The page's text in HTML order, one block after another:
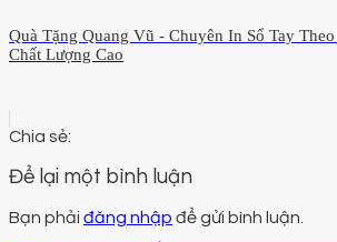
Quà Tặng Quang Vũ - Chuyên In Sổ Tay
Chất Lượng Cao
Để lại một bình luận
Bạn phải đăng nhập để gửi bình luận.